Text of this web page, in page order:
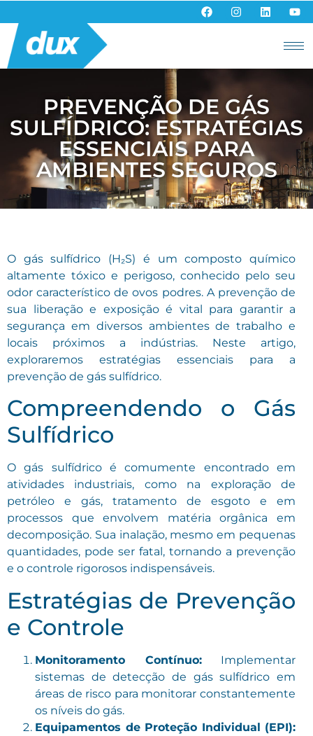
PREVENÇÃO DE GÁS
SULFÍDRICO: ESTRATÉGIAS
ESSENCIAIS PARA
AMBIENTES SEGUROS
O gás sulfídrico (H₂S) é um composto químico
altamente tóxico e perigoso, conhecido pelo seu
odor característico de ovos podres. A prevenção de
sua liberação e exposição é vital para garantir a
segurança em diversos ambientes de trabalho e
locais próximos a indústrias. Neste artigo,
exploraremos estratégias essenciais para a
prevenção de gás sulfídrico.
Compreendendo o Gás
Sulfídrico
O gás sulfídrico é comumente encontrado em
atividades industriais, como na exploração de
petróleo e gás, tratamento de esgoto e em
processos que envolvem matéria orgânica em
decomposição. Sua inalação, mesmo em pequenas
quantidades, pode ser fatal, tornando a prevenção
e o controle rigorosos indispensáveis.
Estratégias de Prevenção
e Controle
Monitoramento Contínuo:Implementar
sistemas de detecção de gás sulfídrico em
áreas de risco para monitorar constantemente
os níveis do gás.
Equipamentos de Proteção Individual (EPI):